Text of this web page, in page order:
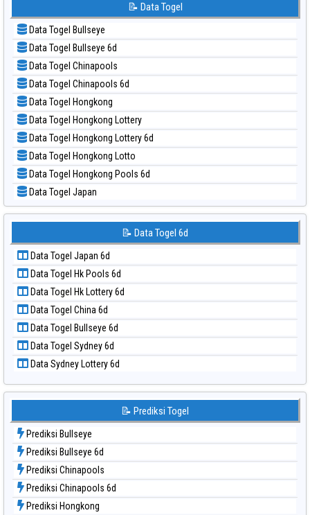
📊 Statistik Sydney Pools 6d
📊 Statistik Taipei
📊 Statistik Taiwan
📝 Pola Dasar Kuda Lari
📝 Pola Dasar Magnum Cambodia
📝 Pola Dasar Nagoya
📝 Pola Dasar North Carolina Day
📝 Pola Dasar Pcso
📝 Pola Dasar Sao Paulo
📝 Pola Dasar Singapore
📝 Pola Dasar Sydney
📝 Pola Dasar Sydney Lottery
📝 Pola Dasar Sydney Lottery 6d
📝 Pola Dasar Sydney Lotto
📝 Pola Dasar Taiwan
📝 Data Togel
Data Togel Bullseye
Data Togel Bullseye 6d
Data Togel Chinapools
Data Togel Chinapools 6d
Data Togel Hongkong
Data Togel Hongkong Lottery
Data Togel Hongkong Lottery 6d
Data Togel Hongkong Lotto
Data Togel Hongkong Pools 6d
Data Togel Japan
Data Togel Japan 6d
Data Togel Kuda Lari
Data Togel Magnum Cambodia
Data Togel Nagoya
Data Togel North Carolina Day
Data Togel Pcso
Data Togel Sao Paulo
Data Togel Singapore
Data Togel Sydney
Data Togel Sydney Lottery
Data Togel Sydney Lottery 6d
Data Togel Sydney Lotto
Data Togel Sydney Pools 6d
Data Togel Taipei
Data Togel Taiwan
📝 Data Togel 6d
Data Togel Japan 6d
Data Togel Hk Pools 6d
Data Togel Hk Lottery 6d
Data Togel China 6d
Data Togel Bullseye 6d
Data Togel Sydney 6d
Data Sydney Lottery 6d
📝 Prediksi Togel
Prediksi Bullseye
Prediksi Bullseye 6d
Prediksi Chinapools
Prediksi Chinapools 6d
Prediksi Hongkong